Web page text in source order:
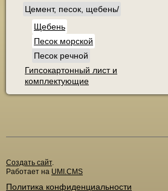
Цемент, песок, щебень/
Щебень
Песок морской
Песок речной
Гипсокартонный лист и
комплектующие
Создать сайт.
Работает на UMI.CMS
Политика конфиденциальности